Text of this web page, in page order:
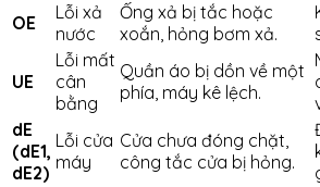
OE
Lỗi xả
nước
Ống xả bị tắc hoặc
xoắn, hỏng bơm xả.
UE
Lỗi mất
cân
bằng
Quần áo bị dồn về một
phía, máy kê lệch.
dE
(dE1,
dE2)
Lỗi cửa
máy
Cửa chưa đóng chặt,
công tắc cửa bị hỏng.